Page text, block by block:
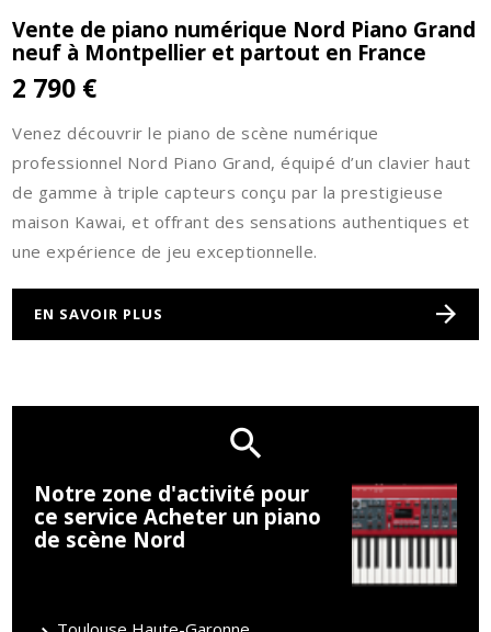
Vente de piano numérique Nord Piano Grand
neuf à Montpellier et partout en France
2 790 €
Venez découvrir le piano de scène numérique
professionnel Nord Piano Grand, équipé d’un clavier haut
de gamme à triple capteurs conçu par la prestigieuse
maison Kawai, et offrant des sensations authentiques et
une expérience de jeu exceptionnelle.
EN SAVOIR PLUS
Notre zone d'activité pour
ce service Acheter un piano
de scène Nord